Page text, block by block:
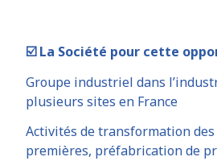
☑️ La Société pour cette
Groupe industriel dans
plusieurs sites en France
Activités de transformation
premières, préfabrication de